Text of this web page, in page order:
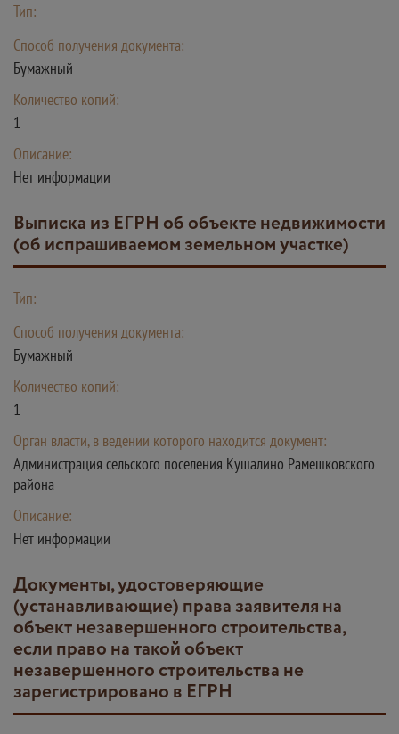
Тип:
Способ получения документа:
Бумажный
Количество копий:
1
Описание:
Нет информации
Выписка из ЕГРН об объекте недвижимости
(об испрашиваемом земельном участке)
Тип:
Способ получения документа:
Бумажный
Количество копий:
1
Орган власти, в ведении которого находится документ:
Администрация сельского поселения Кушалино Рамешковского
района
Описание:
Нет информации
Документы, удостоверяющие
(устанавливающие) права заявителя на
объект незавершенного строительства,
если право на такой объект
незавершенного строительства не
зарегистрировано в ЕГРН